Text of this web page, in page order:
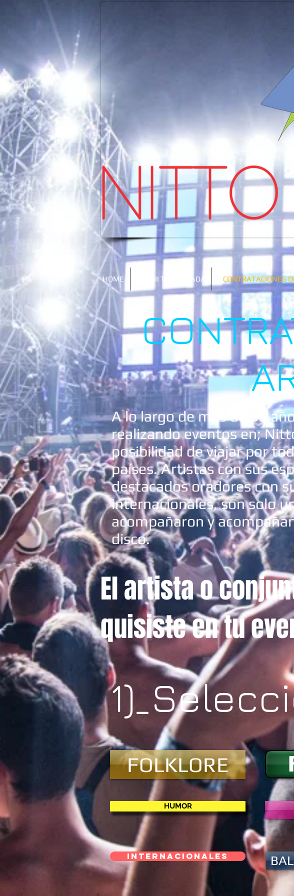
HOME AQUI TU ENTRADA CONTRATACIONES
A lo largo de más de 35
realizando eventos en;
posibilidad de viajar por
países. Artistas con sus
destacados oradores con
internacionales, son solo
acompañaron y
disco.
El artista o
quisiste en tu
FOLKLORE
HUMOR
INTERNACIONALES